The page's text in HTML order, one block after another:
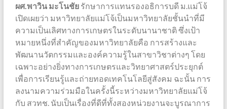
ผศ.พาวิน มะโนชัยรักษาการแทนรองอธิการบดี ม.แม่โจ้
เปิดเผยว่า มหาวิทยาลัยแม่โจ้เป็นมหาวิทยาลัยชั้นนำที่มี
ความเป็นเลิศทางการเกษตรในระดับนานาชาติ ซึ่งเป้า
หมายหนึ่งที่สำคัญของมหาวิทยาลัยคือ การสร้างและ
พัฒนานวัตกรรมและองค์ความรู้ในสาขาวิชาต่างๆ โดย
เฉพาะอย่างยิ่งทางการเกษตรและวิทยาศาสตร์ประยุกต์
เพื่อการเรียนรู้และถ่ายทอดเทคโนโลยีสู่สังคม ฉะนั้น การ
ลงนามความร่วมมือในครั้งนี้ระหว่างมหาวิทยาลัยแม่โจ้
กับ สวทช. นับเป็นเรื่องที่ดีที่ทั้งสองหน่วยงานจะบูรณาการ